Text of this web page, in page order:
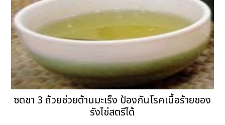
ซดชา 3 ถ้วยช่วยต้านมะเร็ง ป้องกันโรคเนื้อร้ายของ
รังไข่สตรีได้